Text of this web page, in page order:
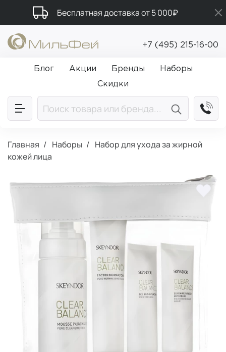
Бесплатная доставка от 5 000₽
Подарки в каждый заказ от 5 000₽
Промокод ПРИВЕТ
+7 (495) 215-16-00
Блог Акции Бренды
Наборы
Скидки
Главная Наборы
Набор для ухода за жирной
кожей лица